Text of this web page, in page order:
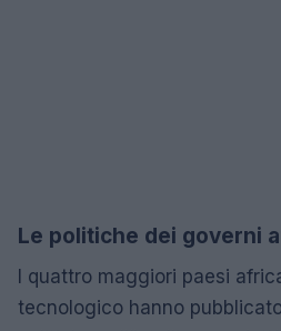
Le politiche dei governi
I quattro maggiori paesi
tecnologico hanno